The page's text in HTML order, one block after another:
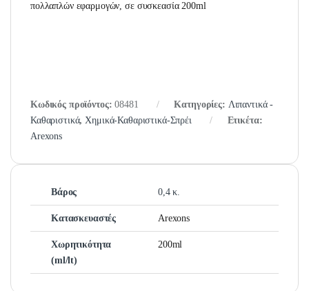
πολλαπλών εφαρμογών, σε συσκεασία 200ml
Κωδικός προϊόντος:08481 Κατηγορίες: Λιπαντικά -
Καθαριστικά,Χημικά-Καθαριστικά-Σπρέι
Ετικέτα:
Arexons
Βάρος 0,4 κ.
Κατασκευαστές Arexons
Χωρητικότητα
(ml/lt)
200ml